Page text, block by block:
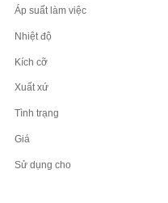
Áp suất làm việc
Nhiệt độ
Kích cỡ
Xuất xứ
Tình trạng
Giá
Sử dụng cho